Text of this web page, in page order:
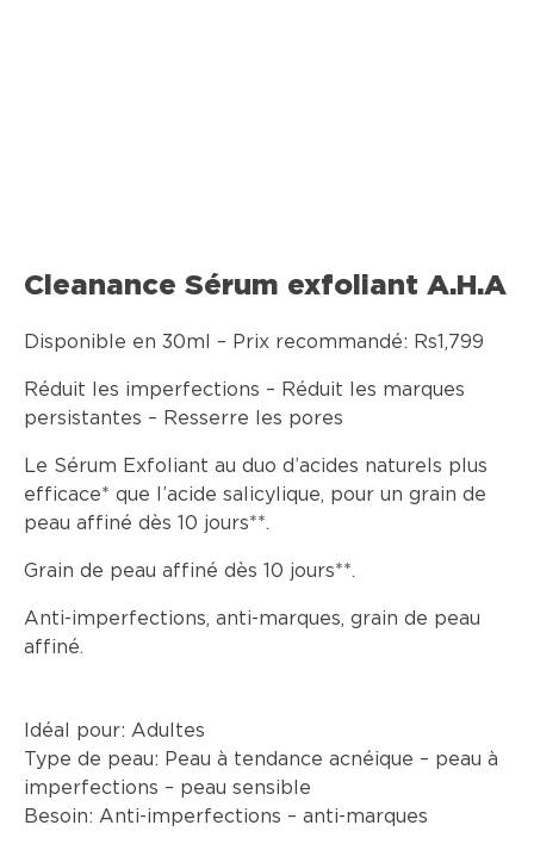
Cleanance Sérum exfoliant A.H.A
Disponible en 30ml – Prix recommandé: Rs1,799
Réduit les imperfections – Réduit les marques
persistantes – Resserre les pores
Le Sérum Exfoliant au duo d’acides naturels plus
efficace* que l’acide salicylique, pour un grain de
peau affiné dès 10 jours**.
Grain de peau affiné dès 10 jours**.
Anti-imperfections, anti-marques, grain de peau
affiné.
Idéal pour: Adultes
Type de peau: Peau à tendance acnéique – peau à
imperfections – peau sensible
Besoin: Anti-imperfections – anti-marques